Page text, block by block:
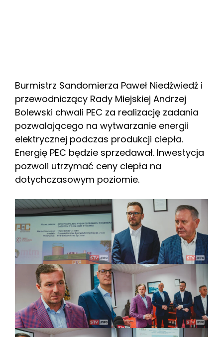
Burmistrz Sandomierza Paweł Niedźwiedź i
przewodniczący Rady Miejskiej Andrzej
Bolewski chwali PEC za realizację zadania
pozwalającego na wytwarzanie energii
elektrycznej podczas produkcji ciepła.
Energię PEC będzie sprzedawał. Inwestycja
pozwoli utrzymać ceny ciepła na
dotychczasowym poziomie.